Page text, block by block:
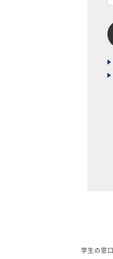
学生の窓